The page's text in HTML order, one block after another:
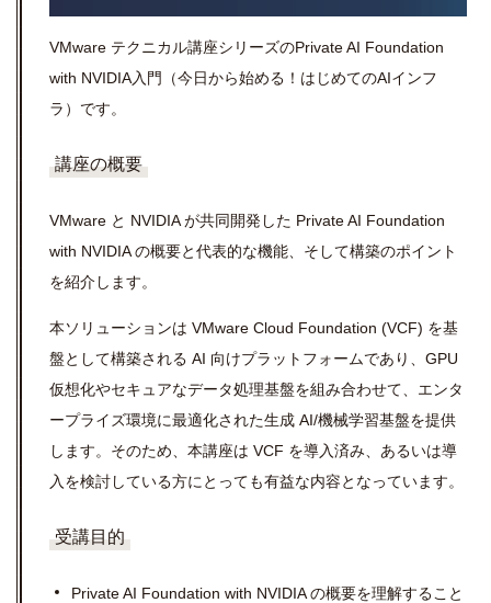
VMware テクニカル講座シリーズのPrivate AI Foundation
with NVIDIA入門（今日から始める！はじめてのAIインフ
ラ）です。
講座の概要
VMware と NVIDIA が共同開発した Private AI Foundation
with NVIDIA の概要と代表的な機能、そして構築のポイント
を紹介します。
本ソリューションは VMware Cloud Foundation (VCF) を基
盤として構築される AI 向けプラットフォームであり、GPU
仮想化やセキュアなデータ処理基盤を組み合わせて、エンタ
ープライズ環境に最適化された生成 AI/機械学習基盤を提供
します。そのため、本講座は VCF を導入済み、あるいは導
入を検討している方にとっても有益な内容となっています。
受講目的
Private AI Foundation with NVIDIA の概要を理解すること